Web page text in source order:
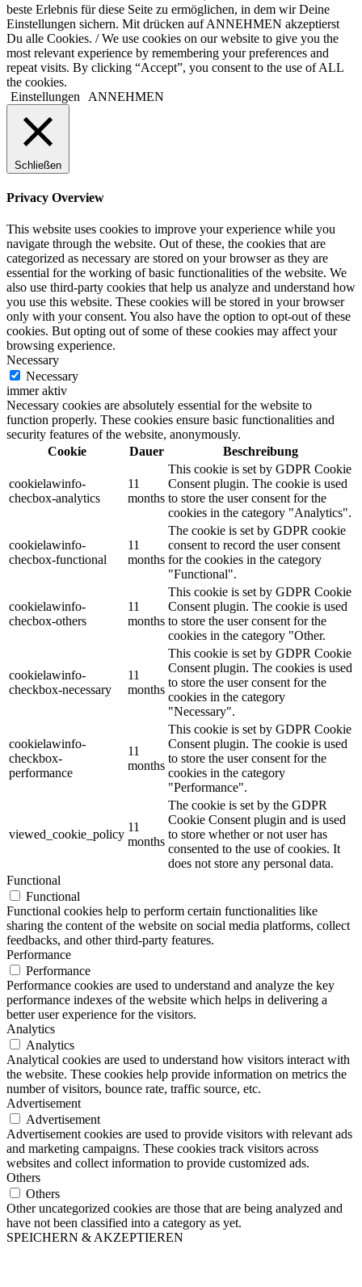
beste Erlebnis für diese Seite zu ermöglichen, in dem wir Deine
Einstellungen sichern. Mit drücken auf ANNEHMEN akzeptierst
Du alle Cookies. / We use cookies on our website to give you the
most relevant experience by remembering your preferences and
repeat visits. By clicking “Accept”, you consent to the use of ALL
the cookies.
Einstellungen
ANNEHMEN
Schließen
Privacy Overview
This website uses cookies to improve your experience while you
navigate through the website. Out of these, the cookies that are
categorized as necessary are stored on your browser as they are
essential for the working of basic functionalities of the website. We
also use third-party cookies that help us analyze and understand how
you use this website. These cookies will be stored in your browser
only with your consent. You also have the option to opt-out of these
cookies. But opting out of some of these cookies may affect your
browsing experience.
Necessary
Necessary
immer aktiv
Necessary cookies are absolutely essential for the website to
function properly. These cookies ensure basic functionalities and
security features of the website, anonymously.
Cookie
Dauer Beschreibung
cookielawinfo-
checbox-analytics
11
months
This cookie is set by GDPR Cookie
Consent plugin. The cookie is used
to store the user consent for the
cookies in the category "Analytics".
cookielawinfo-
checbox-functional
11
months
The cookie is set by GDPR cookie
consent to record the user consent
for the cookies in the category
"Functional".
cookielawinfo-
checbox-others
11
months
This cookie is set by GDPR Cookie
Consent plugin. The cookie is used
to store the user consent for the
cookies in the category "Other.
cookielawinfo-
checkbox-necessary
11
months
This cookie is set by GDPR Cookie
Consent plugin. The cookies is used
to store the user consent for the
cookies in the category
"Necessary".
cookielawinfo-
checkbox-
performance
11
months
This cookie is set by GDPR Cookie
Consent plugin. The cookie is used
to store the user consent for the
cookies in the category
"Performance".
viewed_cookie_policy
11
months
The cookie is set by the GDPR
Cookie Consent plugin and is used
to store whether or not user has
consented to the use of cookies. It
does not store any personal data.
Functional
Functional
Functional cookies help to perform certain functionalities like
sharing the content of the website on social media platforms, collect
feedbacks, and other third-party features.
Performance
Performance
Performance cookies are used to understand and analyze the key
performance indexes of the website which helps in delivering a
better user experience for the visitors.
Analytics
Analytics
Analytical cookies are used to understand how visitors interact with
the website. These cookies help provide information on metrics the
number of visitors, bounce rate, traffic source, etc.
Advertisement
Advertisement
Advertisement cookies are used to provide visitors with relevant ads
and marketing campaigns. These cookies track visitors across
websites and collect information to provide customized ads.
Others
Others
Other uncategorized cookies are those that are being analyzed and
have not been classified into a category as yet.
SPEICHERN & AKZEPTIEREN